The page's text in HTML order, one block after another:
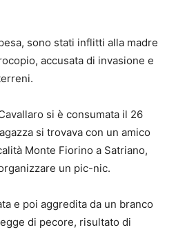
sono stati inflitti alla madre
accusata di invasione e
si è consumata il 26
si trovava con un amico
Monte Fiorino a Satriano,
un pic-nic.
e poi aggredita da un branco
di pecore, risultato di